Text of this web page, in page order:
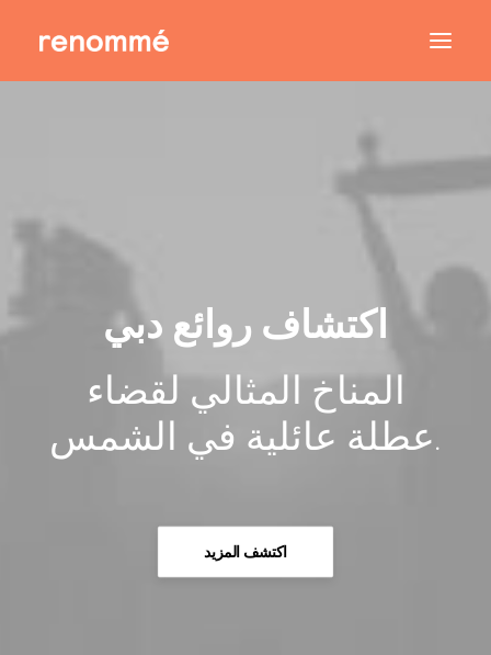
اكتشاف روائع دبي
المناخ المثالي لقضاء
عطلة عائلية في الشمس.
اكتشف المزيد